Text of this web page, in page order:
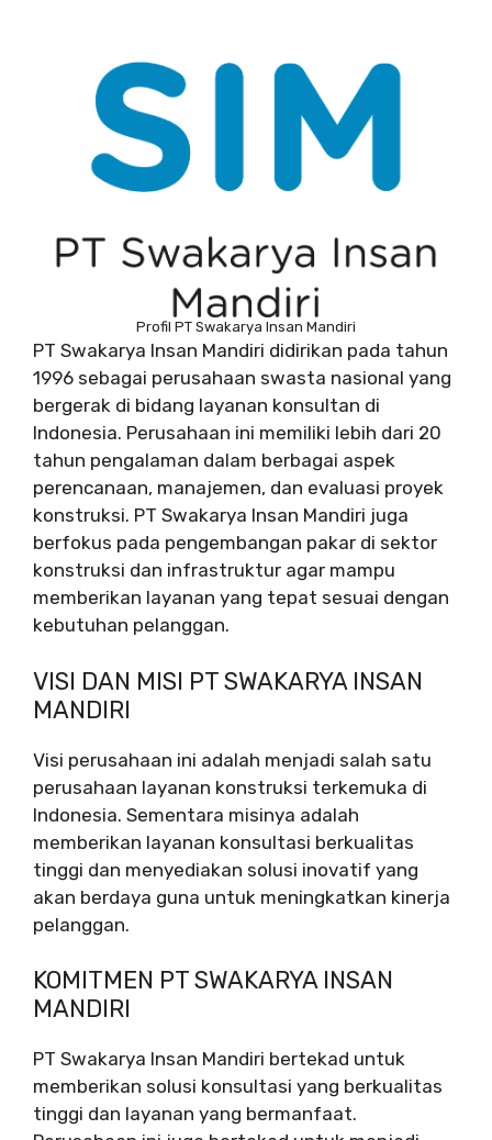
Profil PT Swakarya Insan Mandiri
PT Swakarya Insan Mandiri didirikan pada tahun
1996 sebagai perusahaan swasta nasional yang
bergerak di bidang layanan konsultan di
Indonesia. Perusahaan ini memiliki lebih dari 20
tahun pengalaman dalam berbagai aspek
perencanaan, manajemen, dan evaluasi proyek
konstruksi. PT Swakarya Insan Mandiri juga
berfokus pada pengembangan pakar di sektor
konstruksi dan infrastruktur agar mampu
memberikan layanan yang tepat sesuai dengan
kebutuhan pelanggan.
VISI DAN MISI PT SWAKARYA INSAN
MANDIRI
Visi perusahaan ini adalah menjadi salah satu
perusahaan layanan konstruksi terkemuka di
Indonesia. Sementara misinya adalah
memberikan layanan konsultasi berkualitas
tinggi dan menyediakan solusi inovatif yang
akan berdaya guna untuk meningkatkan kinerja
pelanggan.
KOMITMEN PT SWAKARYA INSAN
MANDIRI
PT Swakarya Insan Mandiri bertekad untuk
memberikan solusi konsultasi yang berkualitas
tinggi dan layanan yang bermanfaat.